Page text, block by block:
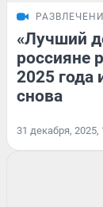
«Лучший
россияне
2025 года
снова
31 декабря, 2025,